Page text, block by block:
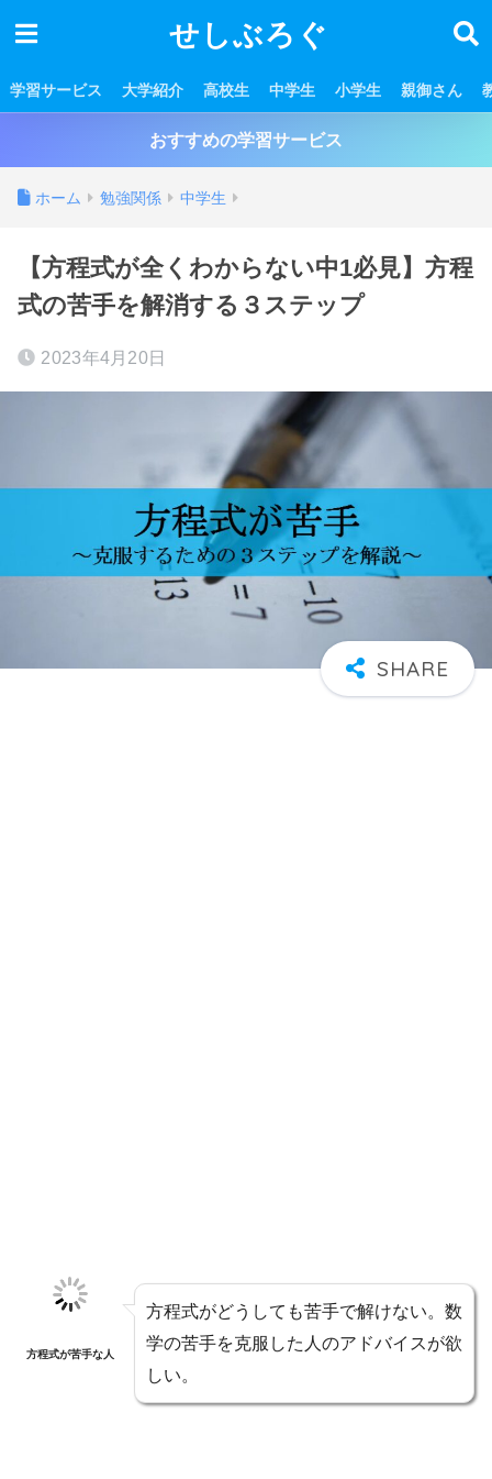
せしぶろぐ
学習サービス 大学紹介 高校生 中学生 小学生 親御さん
おすすめの学習サービス
ホーム 勉強関係 中学生
【方程式が全くわからない中1必見】方程
式の苦手を解消する３ステップ
2023年4月20日
方程式が苦手な人
方程式がどうしても苦手で解けない。数
学の苦手を克服した人のアドバイスが欲
しい。